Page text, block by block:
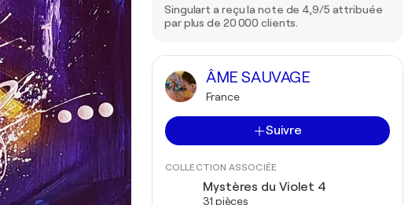
Singulart a reçu la note de 4,9/5 attribuée
par plus de 20 000 clients.
ÂME SAUVAGE
France
Suivre
COLLECTION ASSOCIÉE
Mystères du Violet 4
31 pièces